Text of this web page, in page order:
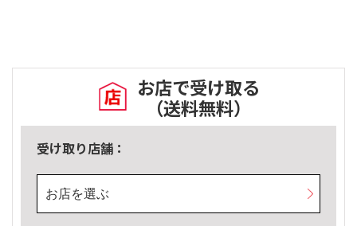
お店で受け取る
（送料無料）
受け取り店舗：
お店を選ぶ